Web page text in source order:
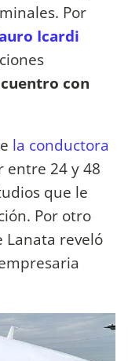
Por
Icardi
con
la conductora
24 y 48
que le
Por otro
Lanata reveló